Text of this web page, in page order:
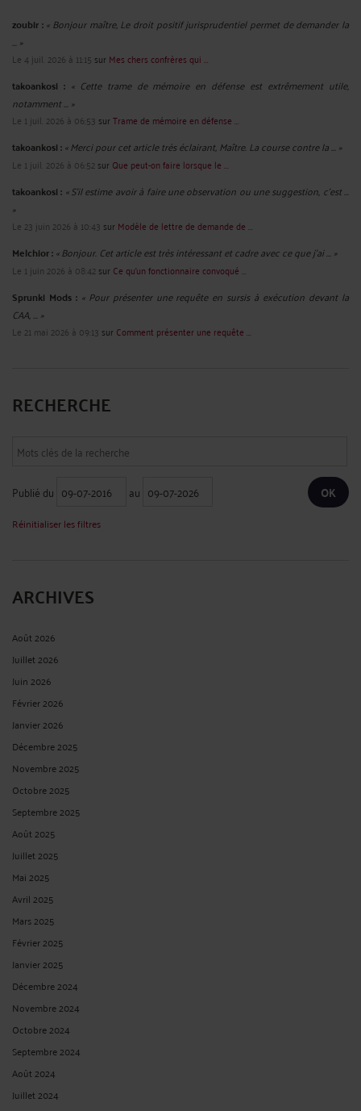
zoubir : « Bonjour maître, Le droit positif jurisprudentiel permet de demander la
... »
Le 4 juil. 2026 à 11:15 sur Mes chers confrères qui ...
takoankosi : « Cette trame de mémoire en défense est extrêmement utile,
notamment ... »
Le 1 juil. 2026 à 06:53 surTrame de mémoire en défense ...
takoankosi :« Merci pour cet article très éclairant, Maître. La course contre la ... »
Le 1 juil. 2026 à 06:52sur Que peut-on faire lorsque le ...
takoankosi : « S’il estime avoir à faire une observation ou une suggestion, c’est ...
»
Le 23 juin 2026 à 10:43 sur Modèle de lettre de demande de ...
Melchior :« Bonjour. Cet article est très intéressant et cadre avec ce que j'ai ... »
Le 1 juin 2026 à 08:42sur Ce qu’un fonctionnaire convoqué ...
Sprunki Mods : « Pour présenter une requête en sursis à exécution devant la
CAA, ... »
Le 21 mai 2026 à 09:13 sur Comment présenter une requête ...
RECHERCHE
Publié du au
Réinitialiser les filtres
ARCHIVES
Août 2026
Juillet 2026
Juin 2026
Février 2026
Janvier 2026
Décembre 2025
Novembre 2025
Octobre 2025
Septembre 2025
Août 2025
Juillet 2025
Mai 2025
Avril 2025
Mars 2025
Février 2025
Janvier 2025
Décembre 2024
Novembre 2024
Octobre 2024
Septembre 2024
Août 2024
Juillet 2024